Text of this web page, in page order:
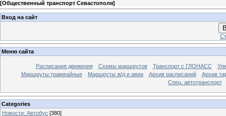
[Общественный транспорт Севастополя]
Вход на сайт
Меню сайта
Расписания движения Схемы маршрутов Транспорт с ГЛОНАСС
Маршруты трамвайные
Маршруты ж/д и авиа Архив расписаний
Архив
Спец. автотранспорт
Categories
Новости: Автобус [380]